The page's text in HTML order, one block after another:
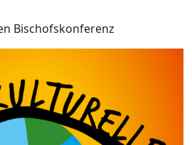
Bischofskonferenz